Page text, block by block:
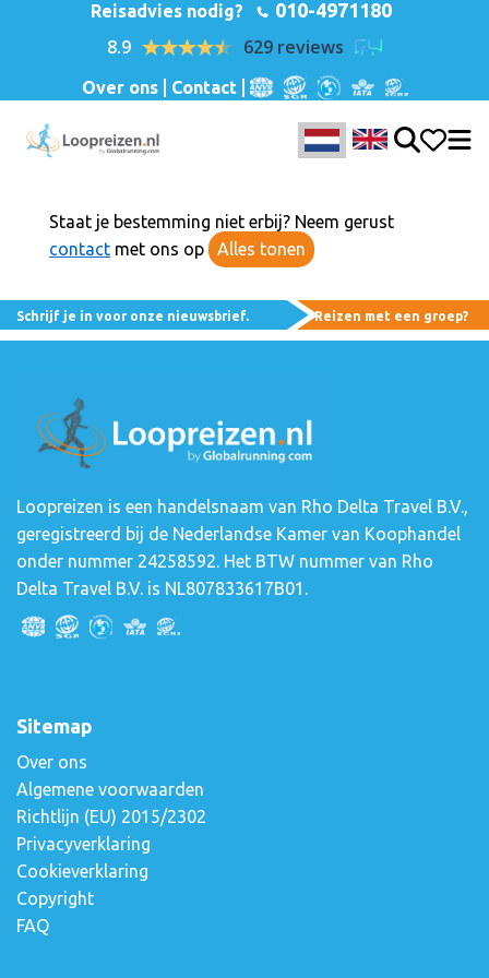
Reisadvies nodig? 010-4971180
8.9 629 reviews
Over ons Contact
Staat je bestemming niet erbij? Neem gerust
contact met ons op Alles tonen
Schrijf je in voor onze nieuwsbrief. Reizen met een groep?
Loopreizen is een handelsnaam van Rho Delta Travel B.V.,
geregistreerd bij de Nederlandse Kamer van Koophandel
onder nummer 24258592. Het BTW nummer van Rho
Delta Travel B.V. is NL807833617B01.
Sitemap
Over ons
Algemene voorwaarden
Richtlijn (EU) 2015/2302
Privacyverklaring
Cookieverklaring
Copyright
FAQ